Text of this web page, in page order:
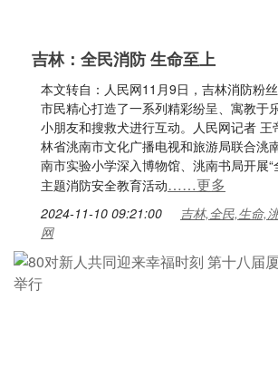
吉林：全民消防 生命至上
本文转自：人民网11月9日，吉林消防粉
市民精心打造了一系列精彩纷呈、寓教于
小朋友和搜救犬进行互动。人民网记者
林省洮南市文化广播电视和旅游局联合洮
南市实验小学深入博物馆、洮南书局开展
主题消防安全教育活动……更多
2024-11-10 09:21:00
吉林,全民,生命,
网